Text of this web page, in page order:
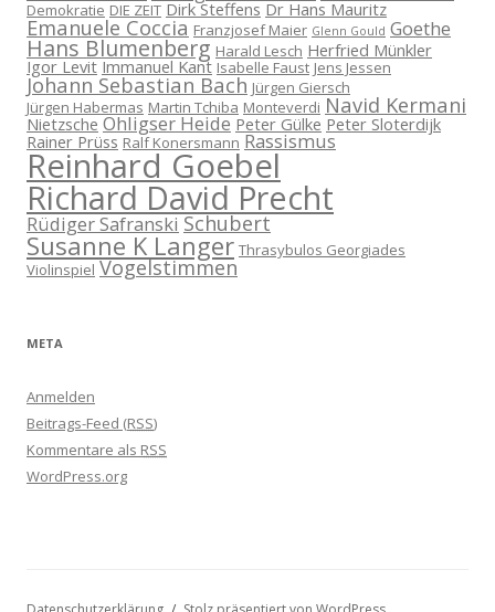
Demokratie DIE ZEIT Dirk Steffens Dr Hans Mauritz
Emanuele Coccia Franzjosef Maier Glenn Gould Goethe
Hans Blumenberg Harald Lesch Herfried Münkler
Igor Levit Immanuel Kant Isabelle Faust Jens Jessen
Johann Sebastian Bach Jürgen Giersch
Jürgen Habermas Martin Tchiba Monteverdi Navid Kermani
Nietzsche Ohligser Heide Peter Gülke Peter Sloterdijk
Rainer Prüss Ralf Konersmann Rassismus
Reinhard Goebel
Richard David Precht
Rüdiger Safranski Schubert
Susanne K Langer Thrasybulos Georgiades
Violinspiel Vogelstimmen
META
Anmelden
Beitrags-Feed (RSS)
Kommentare als RSS
WordPress.org